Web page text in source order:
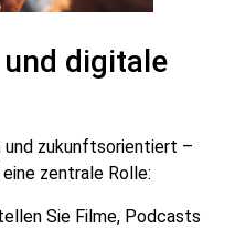
digitale
und zukunftsorientiert –
zentrale Rolle:
Sie Filme, Podcasts